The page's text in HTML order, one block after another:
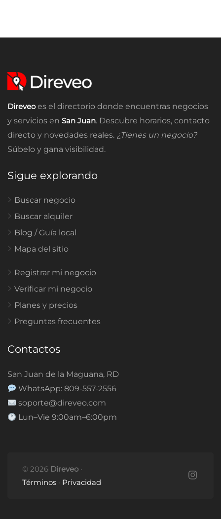
Direveoes el directorio donde encuentras negocios
y servicios en San Juan. Descubre horarios, contacto
directo y novedades reales. ¿Tienes un negocio?
Súbelo y gana visibilidad.
Sigue explorando
Buscar negocio
Buscar alquiler
Blog / Guía local
Mapa del sitio
Registrar mi negocio
Verificar mi negocio
Planes y precios
Preguntas frecuentes
Contactos
San Juan de la Maguana, RD
WhatsApp: 809-557-2556
soporte@direveo.com
Lun–Vie 9:00am–6:00pm
© 2026 Direveo ·
Términos · Privacidad